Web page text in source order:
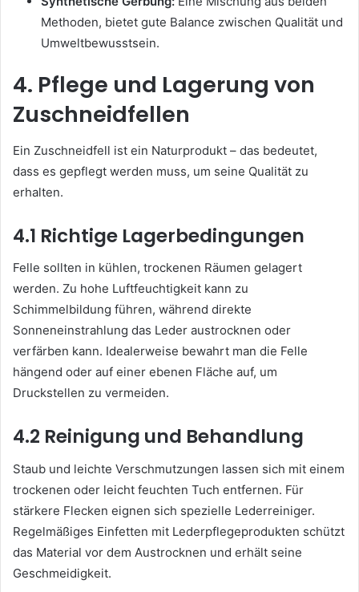
Methoden, bietet gute Balance zwischen Qualität und
Umweltbewusstsein.
4. Pflege und Lagerung von
Zuschneidfellen
Ein Zuschneidfell ist ein Naturprodukt – das bedeutet,
dass es gepflegt werden muss, um seine Qualität zu
erhalten.
4.1 Richtige Lagerbedingungen
Felle sollten in kühlen, trockenen Räumen gelagert
werden. Zu hohe Luftfeuchtigkeit kann zu
Schimmelbildung führen, während direkte
Sonneneinstrahlung das Leder austrocknen oder
verfärben kann. Idealerweise bewahrt man die Felle
hängend oder auf einer ebenen Fläche auf, um
Druckstellen zu vermeiden.
4.2 Reinigung und Behandlung
Staub und leichte Verschmutzungen lassen sich mit einem
trockenen oder leicht feuchten Tuch entfernen. Für
stärkere Flecken eignen sich spezielle Lederreiniger.
Regelmäßiges Einfetten mit Lederpflegeprodukten schützt
das Material vor dem Austrocknen und erhält seine
Geschmeidigkeit.